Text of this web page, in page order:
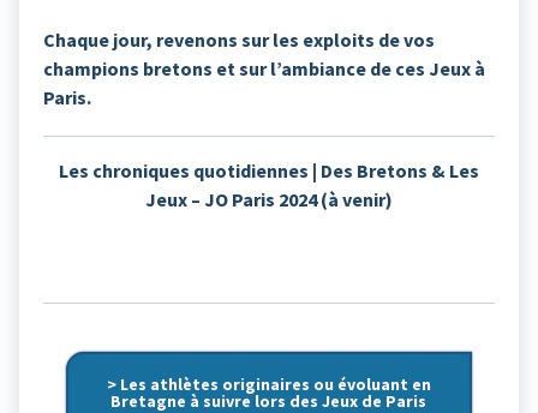
Chaque jour, revenons sur les exploits de vos
champions bretons et sur l’ambiance de ces Jeux à
Paris.
Les chroniques quotidiennes | Des Bretons & Les
Jeux – JO Paris 2024 (à venir)
> Les athlètes originaires ou évoluant en
Bretagne à suivre lors des Jeux de Paris